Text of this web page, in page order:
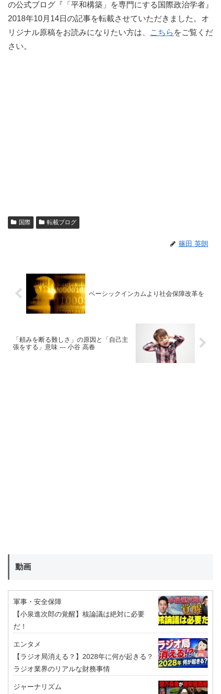
の公式ブログ『「平和構築」を専門にする国際政治学者』
2018年10月14日の記事を転載させていただきました。オ
リジナル原稿をお読みになりたい方は、
こちら をご覧くだ
さい。
国際 転載ブログ
篠田 英朗
ベーシックインカムより社会保障改革を
「頼みを断る難しさ」の原因と「自己主
張をする」意味 --- 小谷 高春
動画
軍事・安全保障
【小泉進次郎の覚醒】核論議は絶対に必要
だ！
エンタメ
【ラジオ局消える？】2028年に何が起きる？
ラジオ業界のリアルな財務事情
ジャーナリズム